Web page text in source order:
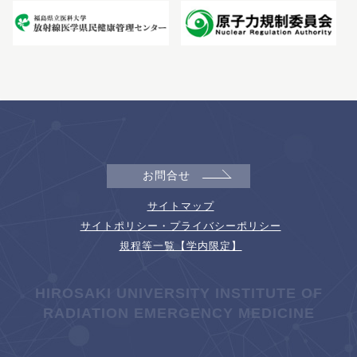
お問合せ
サイトマップ
サイトポリシー・プライバシーポリシー
規程等一覧【学内限定】
HIROSAKI UNIVERSITY INSTITUTE OF
RADIATION EMERGENCY MEDICINE